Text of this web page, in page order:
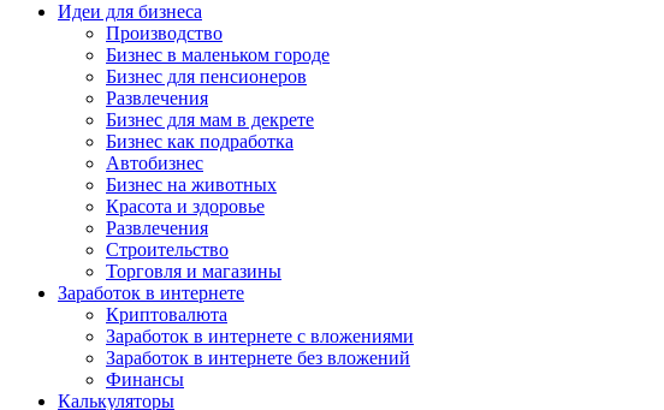
Идеи для бизнеса
Производство
Бизнес в маленьком городе
Бизнес для пенсионеров
Развлечения
Бизнес для мам в декрете
Бизнес как подработка
Автобизнес
Бизнес на животных
Красота и здоровье
Развлечения
Строительство
Торговля и магазины
Заработок в интернете
Криптовалюта
Заработок в интернете c вложениями
Заработок в интернете без вложений
Финансы
Калькуляторы